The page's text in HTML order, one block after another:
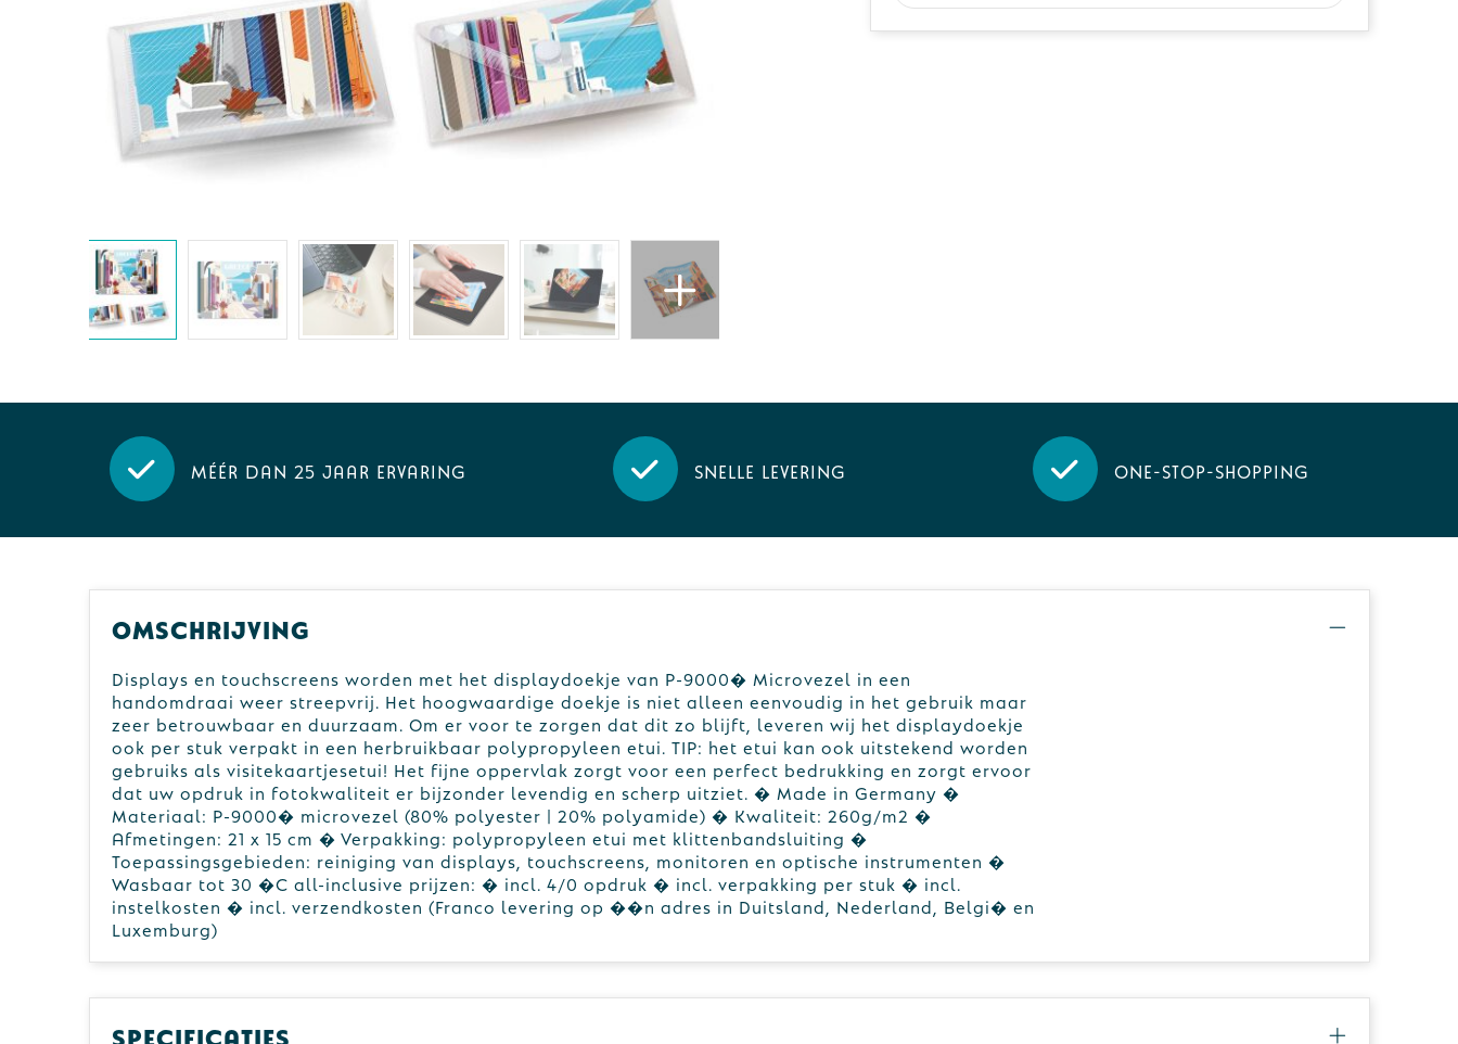
Méér dan 25 jaar ervaring Snelle levering One-stop-shopping
Omschrijving
Displays en touchscreens worden met het displaydoekje van P-9000� Microvezel in een
handomdraai weer streepvrij. Het hoogwaardige doekje is niet alleen eenvoudig in het gebruik maar
zeer betrouwbaar en duurzaam. Om er voor te zorgen dat dit zo blijft, leveren wij het displaydoekje
ook per stuk verpakt in een herbruikbaar polypropyleen etui. TIP: het etui kan ook uitstekend worden
gebruiks als visitekaartjesetui! Het fijne oppervlak zorgt voor een perfect bedrukking en zorgt ervoor
dat uw opdruk in fotokwaliteit er bijzonder levendig en scherp uitziet. � Made in Germany �
Materiaal: P-9000� microvezel (80% polyester | 20% polyamide) � Kwaliteit: 260g/m2 �
Afmetingen: 21 x 15 cm � Verpakking: polypropyleen etui met klittenbandsluiting �
Toepassingsgebieden: reiniging van displays, touchscreens, monitoren en optische instrumenten �
Wasbaar tot 30 �C all-inclusive prijzen: � incl. 4/0 opdruk � incl. verpakking per stuk � incl.
instelkosten � incl. verzendkosten (Franco levering op ��n adres in Duitsland, Nederland, Belgi� en
Luxemburg)
Specificaties